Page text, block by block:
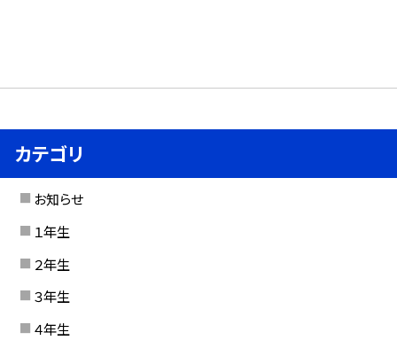
カテゴリ
お知らせ
１年生
２年生
３年生
４年生